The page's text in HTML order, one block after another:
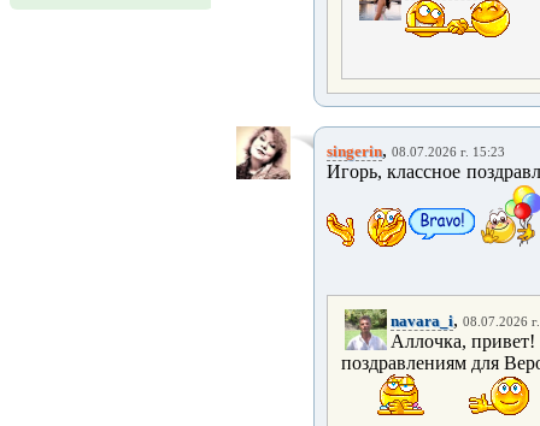
singerin, 08.07.2026 г. 15:23
Игорь, классное
navara_i, 08.07.2026
Аллочка, привет!
поздравлениям для